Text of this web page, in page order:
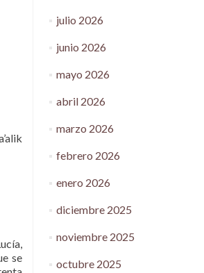
se
julio 2026
junio 2026
mayo 2026
abril 2026
marzo 2026
febrero 2026
enero 2026
diciembre 2025
noviembre 2025
octubre 2025